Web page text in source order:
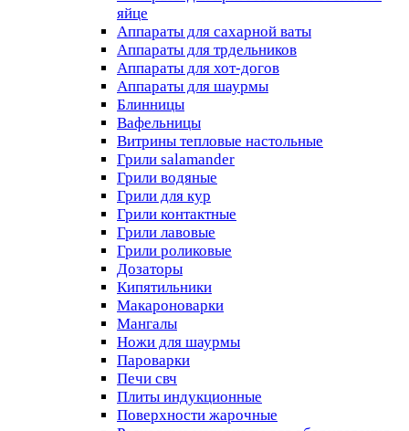
яйце
Аппараты для сахарной ваты
Аппараты для трдельников
Аппараты для хот-догов
Аппараты для шаурмы
Блинницы
Вафельницы
Витрины тепловые настольные
Грили salamander
Грили водяные
Грили для кур
Грили контактные
Грили лавовые
Грили роликовые
Дозаторы
Кипятильники
Макароноварки
Мангалы
Ножи для шаурмы
Пароварки
Печи свч
Плиты индукционные
Поверхности жарочные